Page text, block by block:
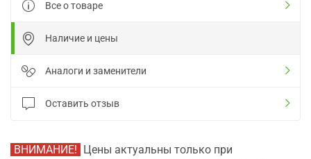
Все о товаре
Наличие и цены
Аналоги и заменители
Оставить отзыв
ВНИМАНИЕ! Цены актуальны только при